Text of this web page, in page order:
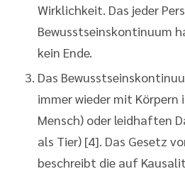
Wirklichkeit. Das jeder
Bewusstseinskontinuum
kein Ende.
Das
immer wieder mit Körpern
Mensch) oder leidhaften
als Tier) [4]. Das Gesetz
beschreibt die auf